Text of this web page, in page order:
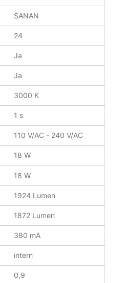
SANAN
24
Ja
Ja
3000 K
1 s
110 V/AC - 240 V/AC
18 W
18 W
1924 Lumen
1872 Lumen
380 mA
intern
0,9